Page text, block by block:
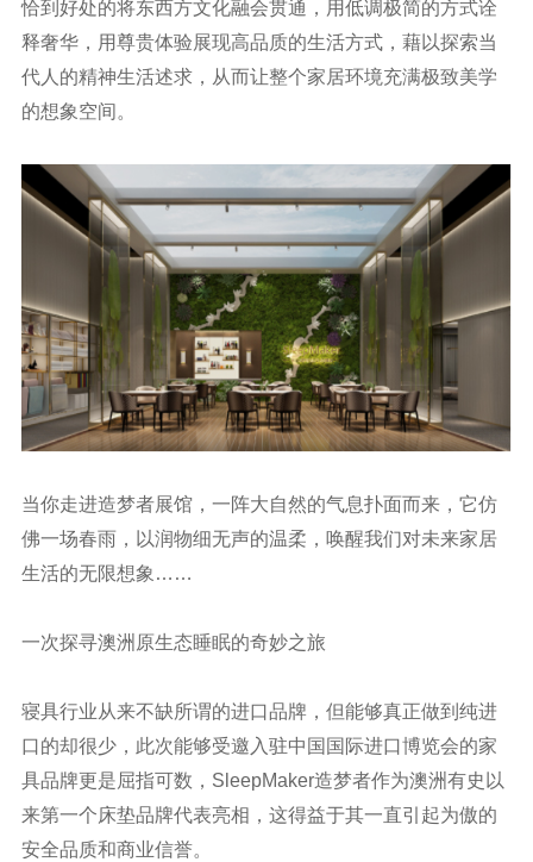
恰到好处的将东西方文化融会贯通，用低调极简的方式诠
释奢华，用尊贵体验展现高品质的生活方式，藉以探索当
代人的精神生活述求，从而让整个家居环境充满极致美学
的想象空间。
当你走进造梦者展馆，一阵大自然的气息扑面而来，它仿
佛一场春雨，以润物细无声的温柔，唤醒我们对未来家居
生活的无限想象……
一次探寻澳洲原生态睡眠的奇妙之旅
寝具行业从来不缺所谓的进口品牌，但能够真正做到纯进
口的却很少，此次能够受邀入驻中国国际进口博览会的家
具品牌更是屈指可数，SleepMaker造梦者作为澳洲有史以
来第一个床垫品牌代表亮相，这得益于其一直引起为傲的
安全品质和商业信誉。